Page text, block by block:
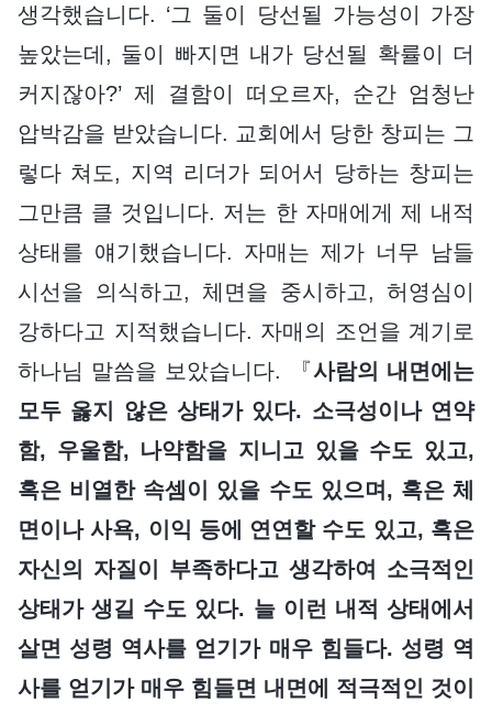
생각했습니다. ‘그 둘이 당선될 가능성이 가장
높았는데, 둘이 빠지면 내가 당선될 확률이 더
커지잖아?’ 제 결함이 떠오르자, 순간 엄청난
압박감을 받았습니다. 교회에서 당한 창피는 그
렇다 쳐도, 지역 리더가 되어서 당하는 창피는
그만큼 클 것입니다. 저는 한 자매에게 제 내적
상태를 얘기했습니다. 자매는 제가 너무 남들
시선을 의식하고, 체면을 중시하고, 허영심이
강하다고 지적했습니다. 자매의 조언을 계기로
하나님 말씀을 보았습니다. 『사람의 내면에는
모두 옳지 않은 상태가 있다. 소극성이나 연약
함, 우울함, 나약함을 지니고 있을 수도 있고,
혹은 비열한 속셈이 있을 수도 있으며, 혹은 체
면이나 사욕, 이익 등에 연연할 수도 있고, 혹은
자신의 자질이 부족하다고 생각하여 소극적인
상태가 생길 수도 있다. 늘 이런 내적 상태에서
살면 성령 역사를 얻기가 매우 힘들다. 성령 역
사를 얻기가 매우 힘들면 내면에 적극적인 것이